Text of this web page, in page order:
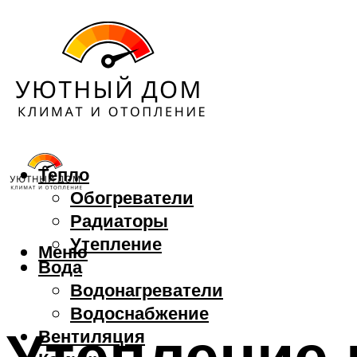
Тепло
Обогреватели
Радиаторы
Утепление
Вода
Водонагреватели
Водоснабжение
Вентиляция
Меню